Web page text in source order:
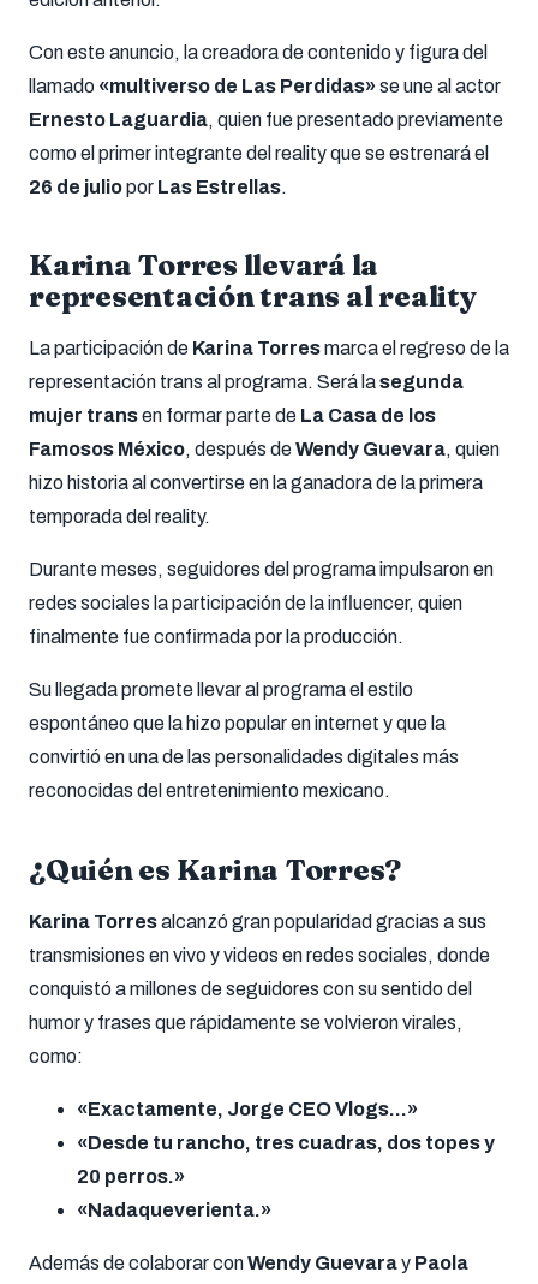
Con este anuncio, la creadora de contenido y figura del
llamado «multiverso de Las Perdidas»se une al actor
Ernesto Laguardia, quien fue presentado previamente
como el primer integrante del reality que se estrenará el
26 de juliopor Las Estrellas.
Karina Torres llevará la
representación trans al reality
La participación de Karina Torresmarca el regreso de la
representación trans al programa. Será lasegunda
mujer transen formar parte de La Casa de los
Famosos México, después deWendy Guevara, quien
hizo historia al convertirse en la ganadora de la primera
temporada del reality.
Durante meses, seguidores del programa impulsaron en
redes sociales la participación de la influencer, quien
finalmente fue confirmada por la producción.
Su llegada promete llevar al programa el estilo
espontáneo que la hizo popular en internet y que la
convirtió en una de las personalidades digitales más
reconocidas del entretenimiento mexicano.
¿Quién es Karina Torres?
Karina Torresalcanzó gran popularidad gracias a sus
transmisiones en vivo y videos en redes sociales, donde
conquistó a millones de seguidores con su sentido del
humor y frases que rápidamente se volvieron virales,
como:
«Exactamente, Jorge CEO Vlogs…»
«Desde tu rancho, tres cuadras, dos topes y
20 perros.»
«Nadaqueverienta.»
Además de colaborar conWendy Guevaray Paola